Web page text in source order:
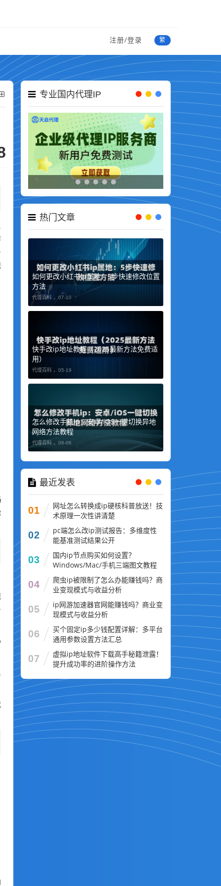
注册/登录 繁
专业国内代理IP
热门文章
如何更改小红书ip属地：5步快速修改位置
方法
代理百科 ， 07-10
快手改ip地址教程（2025最新方法免费适
用）
代理百科 ， 05-19
怎么修改手机ip：安卓/iOS一键切换异地
网络方法教程
代理百科 ， 08-06
最近发表
01
网址怎么转换成ip硬核科普放送！技
术原理一次性讲清楚
02
pc端怎么改ip测试报告：多维度性
能基准测试结果公开
03
国内ip节点购买如何设置？
Windows/Mac/手机三端图文教程
04
爬虫ip被限制了怎么办能赚钱吗？商
业变现模式与收益分析
05
ip网游加速器官网能赚钱吗？商业变
现模式与收益分析
06
买个固定ip多少钱配置详解：多平台
通用参数设置方法汇总
07
虚拟ip地址软件下载高手秘籍泄露！
提升成功率的进阶操作方法